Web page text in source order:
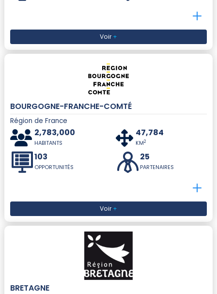
Voir+
BOURGOGNE-FRANCHE-COMTÉ
Région de France
2,783,000
HABITANTS
47,784
KM2
103
OPPORTUNITÉS
25
PARTENAIRES
Voir+
BRETAGNE